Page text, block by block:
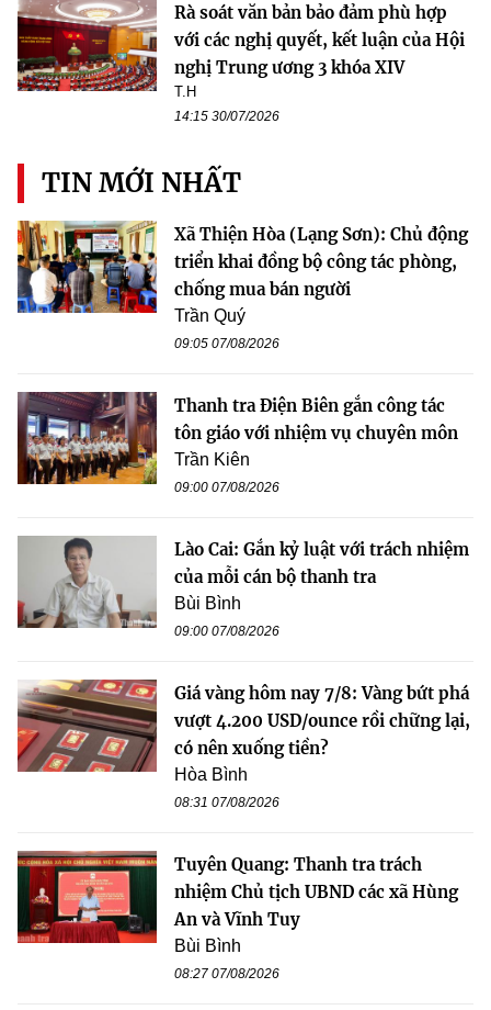
Rà soát văn bản bảo đảm phù hợp
với các nghị quyết, kết luận của Hội
nghị Trung ương 3 khóa XIV
T.H
14:15 30/07/2026
TIN MỚI NHẤT
Xã Thiện Hòa (Lạng Sơn): Chủ động
triển khai đồng bộ công tác phòng,
chống mua bán người
Trần Quý
09:05 07/08/2026
Thanh tra Điện Biên gắn công tác
tôn giáo với nhiệm vụ chuyên môn
Trần Kiên
09:00 07/08/2026
Lào Cai: Gắn kỷ luật với trách nhiệm
của mỗi cán bộ thanh tra
Bùi Bình
09:00 07/08/2026
Giá vàng hôm nay 7/8: Vàng bứt phá
vượt 4.200 USD/ounce rồi chững lại,
có nên xuống tiền?
Hòa Bình
08:31 07/08/2026
Tuyên Quang: Thanh tra trách
nhiệm Chủ tịch UBND các xã Hùng
An và Vĩnh Tuy
Bùi Bình
08:27 07/08/2026